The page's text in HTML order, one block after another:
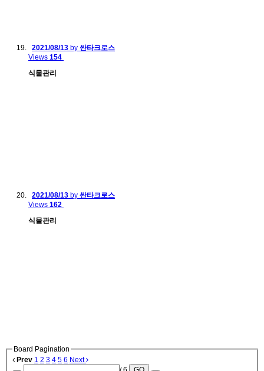
2021/08/13 by 싼타크로스
Views 154
식물관리
2021/08/13 by 싼타크로스
Views 162
식물관리
Board Pagination
Prev 1 2 3 4 5 6 Next